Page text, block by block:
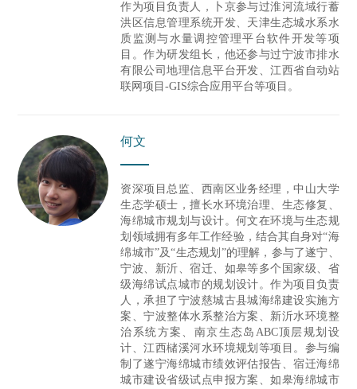
作为项目负责人，卜京参与过淮河流域行蓄
洪区信息管理系统开发、天津生态城水系水
质监测与水量调控管理平台软件开发等项
目。作为研发组长，他还参与过宁波市排水
有限公司地理信息平台开发、江西省自动站
联网项目-GIS综合应用平台等项目。
何文
资深项目总监、西南区业务经理，中山大学
生态学硕士，擅长水环境治理、生态修复、
海绵城市规划与设计。何文在环境与生态规
划领域拥有多年工作经验，结合其自身对“海
绵城市”及“生态规划 ”的理解，参与了遂宁、
宁波、新沂、宿迁、如皋等多个国家级、省
级海绵试点城市的规划设计。作为项目负责
人，承担了宁波慈城古县城海绵建设实施方
案、宁波整体水系整治方案、新沂水环境整
治系统方案、南京生态岛 ABC顶层规划设
计、江西槠溪河水环境规划等项目。参与编
制了遂宁海绵城市绩效评估报告、宿迁海绵
城市建设省级试点申报方案、如皋海绵城市